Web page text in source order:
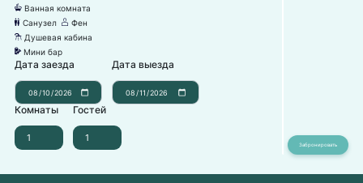
넸 Ванная комната
댃 Санузел 덶 Фен
댴 Душевая кабина
넕 Мини бар
Дата заезда Дата выезда
Комнаты Гостей